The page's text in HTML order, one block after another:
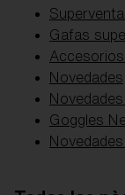
Gafas
Novedades
Goggles